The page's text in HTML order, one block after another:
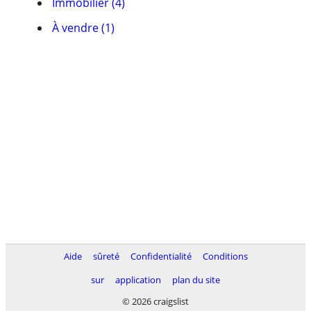
À vendre (1)
Aide sûreté Confidentialité
Conditions
sur
application
plan du site
© 2026 craigslist